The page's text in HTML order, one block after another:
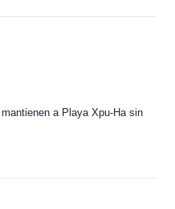
a Playa Xpu-Ha sin